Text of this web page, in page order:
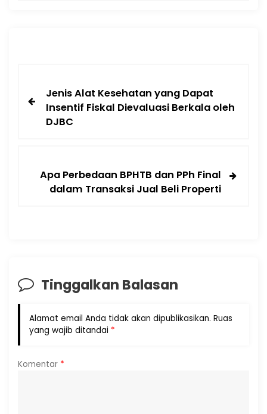
Jenis Alat Kesehatan yang Dapat
Insentif Fiskal Dievaluasi Berkala oleh
DJBC
Apa Perbedaan BPHTB dan PPh Final
dalam Transaksi Jual Beli Properti
Tinggalkan Balasan
Alamat email Anda tidak akan dipublikasikan. Ruas
yang wajib ditandai *
Komentar *